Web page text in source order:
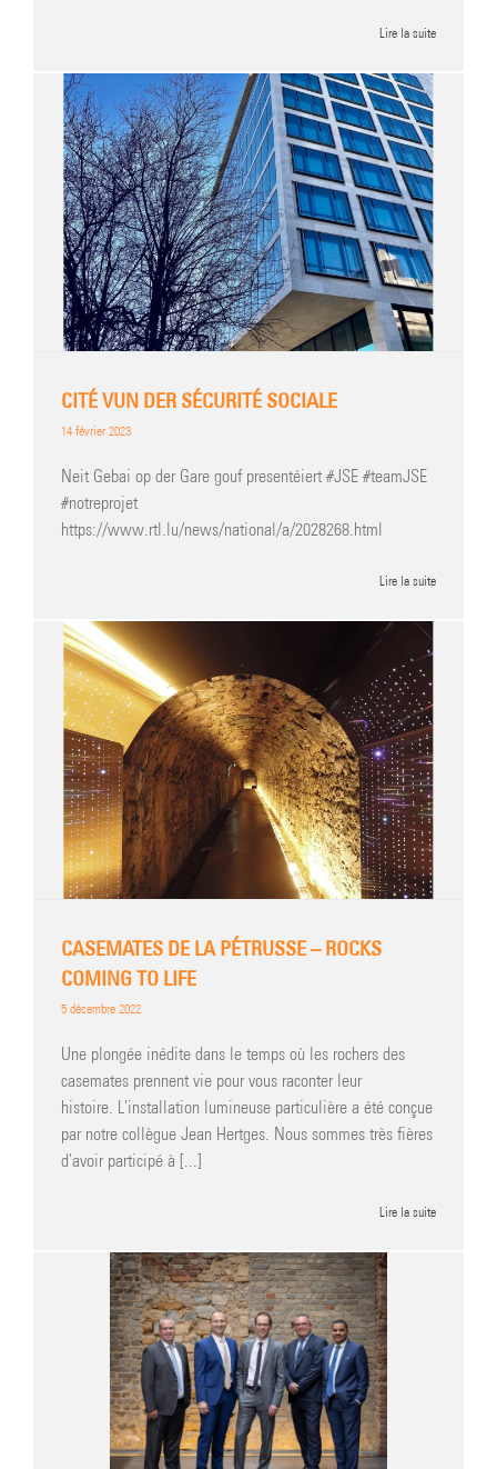
Lire la suite
CITÉ VUN DER SÉCURITÉ SOCIALE
14 février 2023
Neit Gebai op der Gare gouf presentéiert #JSE #teamJSE
#notreprojet
https://www.rtl.lu/news/national/a/2028268.html
Lire la suite
CASEMATES DE LA PÉTRUSSE – ROCKS
COMING TO LIFE
5 décembre 2022
Une plongée inédite dans le temps où les rochers des
casemates prennent vie pour vous raconter leur
histoire. L'installation lumineuse particulière a été conçue
par notre collègue Jean Hertges. Nous sommes très fières
d'avoir participé à [...]
Lire la suite